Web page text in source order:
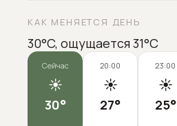
КАК МЕНЯЕТСЯ ДЕНЬ
30°C, ощущается 31°C
Сейчас
☀️
30°
20:00
☀️
27°
23:00
☀️
25°